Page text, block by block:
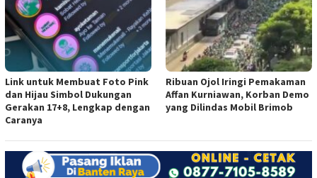
Link untuk Membuat Foto Pink
dan Hijau Simbol Dukungan
Gerakan 17+8, Lengkap dengan
Caranya
Ribuan Ojol Iringi Pemakaman
Affan Kurniawan, Korban Demo
yang Dilindas Mobil Brimob